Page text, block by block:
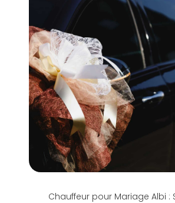
Chauffeur pour Mariage Albi :